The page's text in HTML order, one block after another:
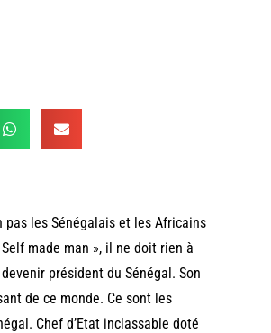
les Sénégalais et les Africains
made man », il ne doit rien à
président du Sénégal. Son
de ce monde. Ce sont les
Chef d’Etat inclassable doté